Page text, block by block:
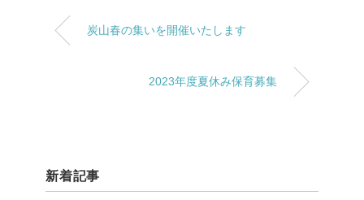
炭山春の集いを開催いたします
2023年度夏休み保育募集
新着記事